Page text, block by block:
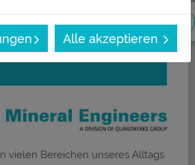
vielen Bereichen unseres Alltags
Alle akzeptieren